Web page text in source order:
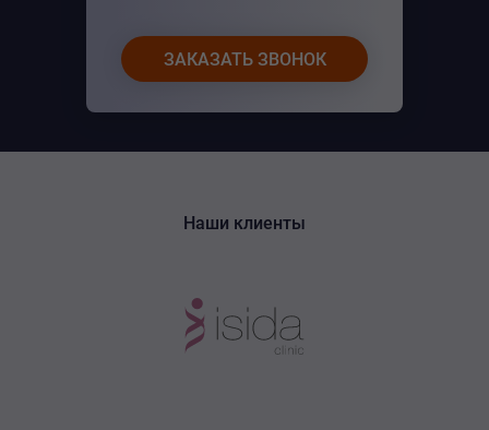
ЗАКАЗАТЬ ЗВОНОК
Наши клиенты